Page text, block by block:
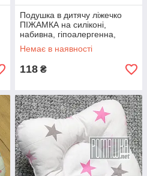
Подушка в дитячу ліжечко
ПІЖАМКА на силіконі,
набивна, гіпоалергенна,
чохол: 100% бавовна, 58х38
см, Білий
Немає в наявності
118 ₴